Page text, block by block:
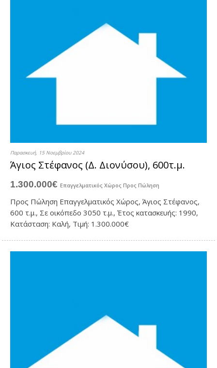
Παρασκευή, 15 Νοεμβρίου 2024
Άγιος Στέφανος (Δ. Διονύσου), 600τ.μ.
1.300.000€Επαγγελματικός Χώρος Προς Πώληση
Προς Πώληση Επαγγελματικός Χώρος, Άγιος Στέφανος,
600 τ.μ., Σε οικόπεδο 3050 τ.μ., Έτος κατασκευής: 1990,
Κατάσταση: Καλή, Τιμή: 1.300.000€